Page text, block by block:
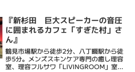
するヒゲ脱毛、頭皮環境を整えるヘッド
スパ、等で癒...
『新杉田 巨大スピーカーの音圧
に囲まれるカフェ「すぎた村」さ
ん』
鶴見市場駅から徒歩2分、八丁畷駅から徒
歩5分。メンズスキンケア専門の癒し理容
室、理容フルサワ「LIVINGROOM」室長